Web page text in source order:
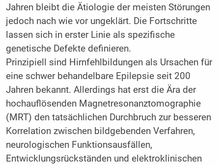
Jahren bleibt die Ätiologie der meisten Störungen
jedoch nach wie vor ungeklärt. Die Fortschritte
lassen sich in erster Linie als spezifische
genetische Defekte definieren.
Prinzipiell sind Hirnfehlbildungen als Ursachen für
eine schwer behandelbare Epilepsie seit 200
Jahren bekannt. Allerdings hat erst die Ära der
hochauflösenden Magnetresonanztomographie
(MRT) den tatsächlichen Durchbruch zur besseren
Korrelation zwischen bildgebenden Verfahren,
neurologischen Funktionsausfällen,
Entwicklungsrückständen und elektroklinischen